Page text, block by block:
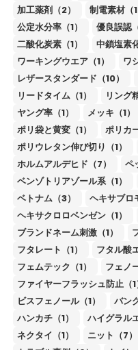
加工薬剤（2）
制電素材（1
公定水分率（1）
優良誤認（
二酸化炭素（1）
中鎖塩素
ワーキングウエア（1）
ワ
レザースタンダード（10）
リードタイム（1）
リング
ヤング率（1）
メッキ（1）
ポリ袋と黄変（1）
ポリカ
ポリウレタン伸び切り（1）
ホルムアルデヒド（7）
ペ
ベンゾトリアゾール系（1）
ベトナム（3）
ヘキサブロ
ヘキサクロロベンゼン（1）
ブランドネーム刺激（1）
フタレート（1）
フタル酸
フェムテック（1）
フェノ
ファイヤーフラッシュ防止（1
ビスフェノール（1）
バン
ハンカチ（1）
ハイグラル
ネクタイ（1）
ニット（7）